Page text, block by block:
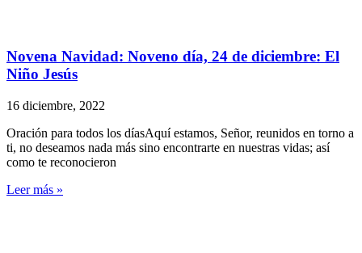
Novena Navidad: Noveno día, 24 de diciembre: El
Niño Jesús
16 diciembre, 2022
Oración para todos los díasAquí estamos, Señor, reunidos en torno a
ti, no deseamos nada más sino encontrarte en nuestras vidas; así
como te reconocieron
Leer más »